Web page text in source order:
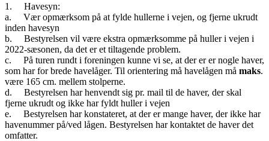
1. Havesyn:
a. Vær opmærksom på at fylde hullerne i vejen, og fjerne ukrudt
inden havesyn
b. Bestyrelsen vil være ekstra opmærksomme på huller i vejen i
2022-sæsonen, da det er et tiltagende problem.
c. På turen rundt i foreningen kunne vi se, at der er er nogle haver,
som har for brede havelåger. Til orientering må havelågen må maks.
være 165 cm. mellem stolperne.
d. Bestyrelsen har henvendt sig pr. mail til de haver, der skal
fjerne ukrudt og ikke har fyldt huller i vejen
e. Bestyrelsen har konstateret, at der er mange haver, der ikke har
havenummer på/ved lågen. Bestyrelsen har kontaktet de haver det
omfatter.